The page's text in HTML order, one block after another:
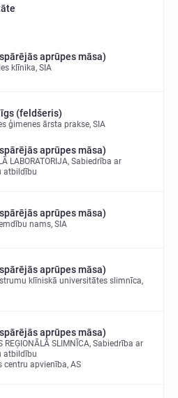
aprūpes māsa)
klīnika, SIA
(feldšeris)
ģimenes ārsta prakse, SIA
aprūpes māsa)
LABORATORIJA, Sabiedrība ar
atbildību
aprūpes māsa)
nams, SIA
aprūpes māsa)
klīniskā universitātes slimnīca,
aprūpes māsa)
REĢIONĀLĀ SLIMNĪCA, Sabiedrība ar
atbildību
centru apvienība, AS